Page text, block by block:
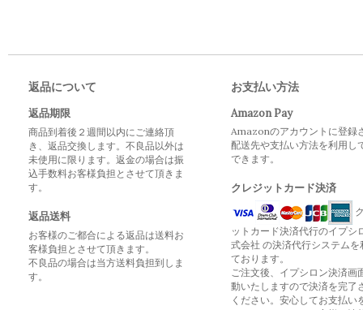
返品について
返品期限
商品到着後２週間以内にご連絡頂
き、返品交換します。不良品以外は
未使用に限ります。返金の場合は振
込手数料お客様負担とさせて頂きま
す。
返品送料
お客様のご都合による返品は送料お
客様負担とさせて頂きます。
不良品の場合は当方送料負担到しま
す。
お支払い方法
Amazon Pay
Amazonのアカウントに登録
配送先や支払い方法を利用し
できます。
クレジットカード決済
ットカード決済代行のイプシ
式会社 の決済代行システムを
ております。
ご注文後、イプシロン決済画
動いたしますので決済を完了
ください。安心してお支払い